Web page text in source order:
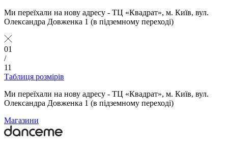
Ми переїхали на нову адресу - ТЦ «Квадрат», м. Київ, вул.
Олександра Довженка 1 (в підземному переході)
01
/
11
Таблиця розмірів
Ми переїхали на нову адресу - ТЦ «Квадрат», м. Київ, вул.
Олександра Довженка 1 (в підземному переході)
Магазини